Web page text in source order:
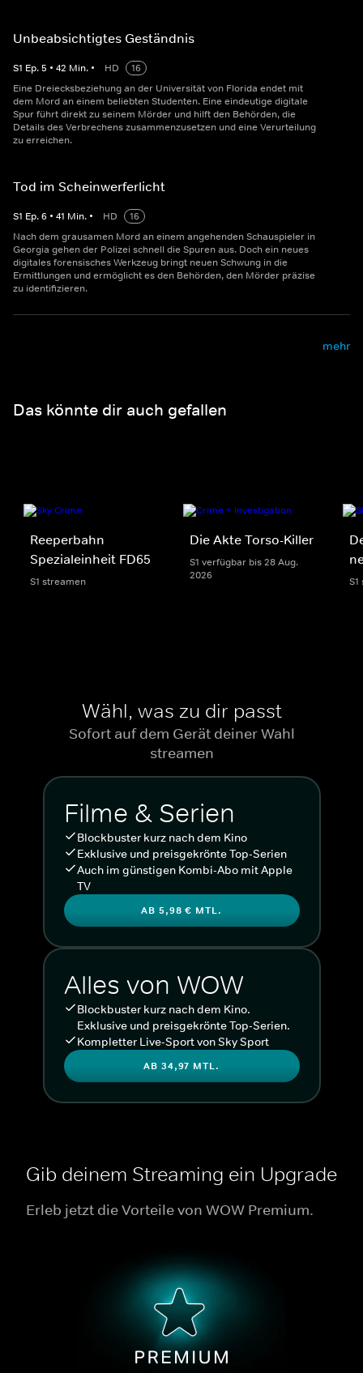
Unbeabsichtigtes Geständnis
S1 Ep.5 • 42 Min. • HD
16
Eine Dreiecksbeziehung an der Universität von Florida endet mit
dem Mord an einem beliebten Studenten. Eine eindeutige digitale
Spur führt direkt zu seinem Mörder und hilft den Behörden, die
Details des Verbrechens zusammenzusetzen und eine Verurteilung
zu erreichen.
Tod im Scheinwerferlicht
S1 Ep.6 • 41 Min. • HD
16
Nach dem grausamen Mord an einem angehenden Schauspieler in
Georgia gehen der Polizei schnell die Spuren aus. Doch ein neues
digitales forensisches Werkzeug bringt neuen Schwung in die
Ermittlungen und ermöglicht es den Behörden, den Mörder präzise
zu identifizieren.
mehr
Das könnte dir auch gefallen
Reeperbahn
Spezialeinheit FD65
S1 streamen
Die Akte Torso-Killer
S1 verfügbar bis 28 Aug.
2026
Wähl, was zu dir passt
Sofort auf dem Gerät deiner Wahl
streamen
Filme & Serien
Blockbuster kurz nach dem Kino
Exklusive und preisgekrönte Top-Serien
Auch im günstigen Kombi-Abo mit Apple
TV
AB 5,98 € MTL.
Alles von WOW
Blockbuster kurz nach dem Kino.
Exklusive und preisgekrönte Top-Serien.
Kompletter Live-Sport von Sky Sport
AB 34,97 MTL.
Gib deinem Streaming ein Upgrade
Erleb jetzt die Vorteile von WOW Premium.